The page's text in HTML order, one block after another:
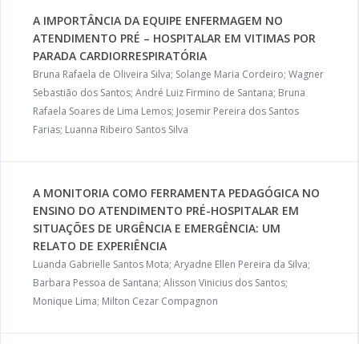
A IMPORTÂNCIA DA EQUIPE ENFERMAGEM NO
ATENDIMENTO PRÉ – HOSPITALAR EM VITIMAS POR
PARADA CARDIORRESPIRATÓRIA
Bruna Rafaela de Oliveira Silva; Solange Maria Cordeiro; Wagner
Sebastião dos Santos; André Luiz Firmino de Santana; Bruna
Rafaela Soares de Lima Lemos; Josemir Pereira dos Santos
Farias; Luanna Ribeiro Santos Silva
A MONITORIA COMO FERRAMENTA PEDAGÓGICA NO
ENSINO DO ATENDIMENTO PRÉ-HOSPITALAR EM
SITUAÇÕES DE URGÊNCIA E EMERGÊNCIA: UM
RELATO DE EXPERIÊNCIA
Luanda Gabrielle Santos Mota; Aryadne Ellen Pereira da Silva;
Barbara Pessoa de Santana; Alisson Vinicius dos Santos;
Monique Lima; Milton Cezar Compagnon